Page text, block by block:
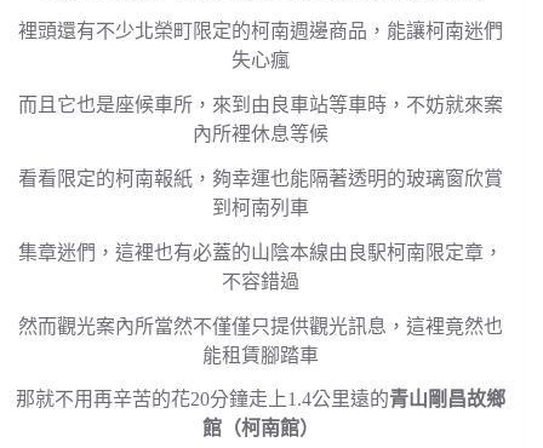
裡頭還有不少北榮町限定的柯南週邊商品，能讓柯南迷們
失心瘋
而且它也是座候車所，來到由良車站等車時，不妨就來案
內所裡休息等候
看看限定的柯南報紙，夠幸運也能隔著透明的玻璃窗欣賞
到柯南列車
集章迷們，這裡也有必蓋的山陰本線由良駅柯南限定章，
不容錯過
然而觀光案內所當然不僅僅只提供觀光訊息，這裡竟然也
能租賃腳踏車
那就不用再辛苦的花20分鐘走上1.4公里遠的青山剛昌故鄉
館（柯南館）